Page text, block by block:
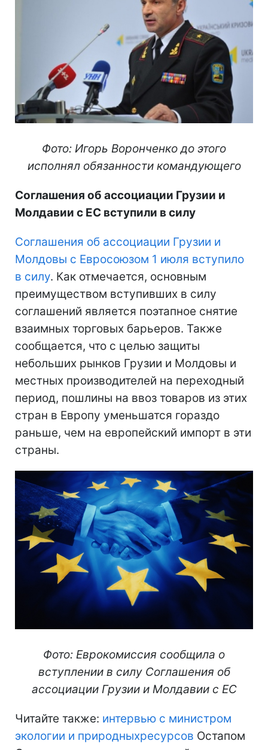
Фото: Игорь Воронченко до этого
исполнял обязанности командующего
Соглашения об ассоциации Грузии и
Молдавии с ЕС вступили в силу
Соглаш​​​​​ения об ассоциации Грузии и
Молдовы с Евросоюзом 1 июля вступило
в силу. Как отмечается, основным
преимуществом вступивших в силу
соглашений является поэтапное снятие
взаимных торговых барьеров. Также
сообщается, что с целью защиты
небольших рынков Грузии и Молдовы и
местных производителей на переходный
период, пошлины на ввоз товаров из этих
стран в Европу уменьшатся гораздо
раньше, чем на европейский импорт в эти
страны.
Фото: Еврокомиссия сообщила о
вступлении в силу Соглашения об
ассоциации Грузии и Молдавии с ЕС
Читайте также: интервью с министром
экологии и природныхресурсов Остапом